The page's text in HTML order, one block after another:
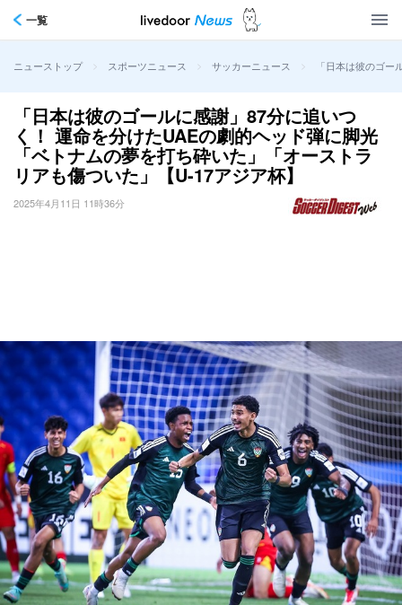
一覧
ニューストップ > スポーツニュース > サッカーニュース > 「日本は彼のゴ
「日本は彼のゴールに感謝」87分に追いつ
く！ 運命を分けたUAEの劇的ヘッド弾に脚光
「ベトナムの夢を打ち砕いた」「オーストラ
リアも傷ついた」【U-17アジア杯】
2025年4月11日 11時36分